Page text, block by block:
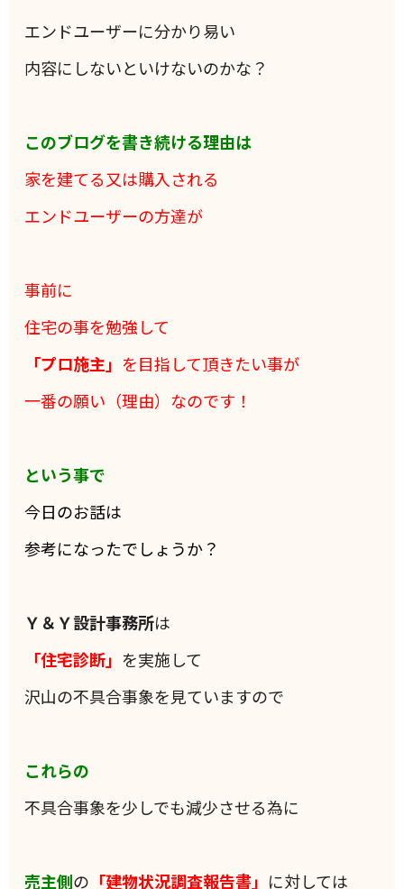
エンドユーザーに分かり易い
内容にしないといけないのかな？
このブログを書き続ける理由は
家を建てる又は購入される
エンドユーザーの方達が
事前に
住宅の事を勉強して
「プロ施主」 を目指して頂きたい事が
一番の願い（理由）なのです！
という事で
今日のお話は
参考になったでしょうか？
Ｙ＆Ｙ設計事務所は
「住宅診断」 を実施して
沢山の不具合事象を見ていますので
これらの
不具合事象を少しでも減少させる為に
売主側の 「建物状況調査報告書」 に対しては